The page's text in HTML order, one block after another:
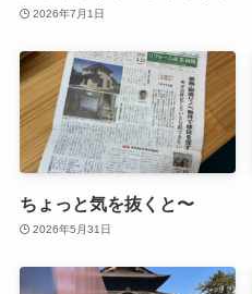
2026年7月1日
ちょっと気を抜くと〜
2026年5月31日